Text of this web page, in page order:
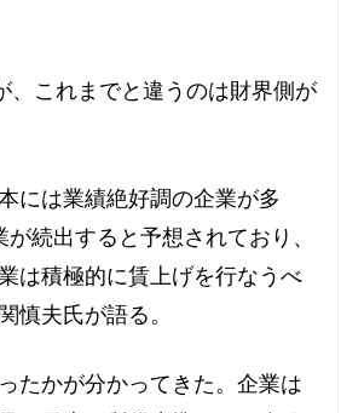
、これまでと違うのは財界側が
には業績絶好調の企業が多
続出すると予想されており、
は積極的に賃上げを行なうべ
慎夫氏が語る。
たかが分かってきた。企業は